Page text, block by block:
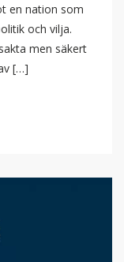
en nation som
och vilja.
men säkert
[…]